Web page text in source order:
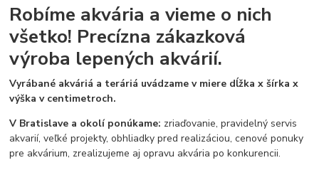
Robíme akvária a vieme o nich
všetko! Precízna zákazková
výroba lepených akvárií.
Vyrábané akváriá a teráriá uvádzame v miere dĺžka x šírka x
výška v centimetroch.
V Bratislave a okolí ponúkame: zriaďovanie, pravidelný servis
akvarií, veľké projekty, obhliadky pred realizáciou, cenové ponuky
pre akvárium, zrealizujeme aj opravu akvária po konkurencii.